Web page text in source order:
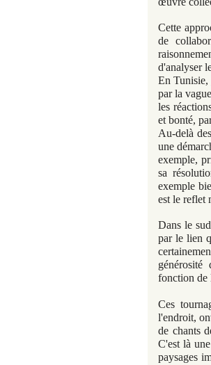
Cette
de
d'analyser
En Tunisie,
par la
les
et bonté,
Au-delà
une
exemple,
sa
exemple
est le reflet
Dans le
par le lien
générosité
fonction de
Ces
l'endroit,
de chants
C'est là
paysages